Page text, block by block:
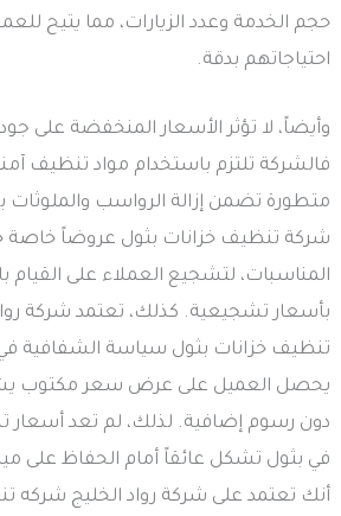
حجم الخدمة وعدد الزيارات، مما يتيح
احتياجاتهم بدقة.
وأيضاً، لا تؤثر الأسعار المنخفضة على
فالشركة تلتزم باستخدام مواد تنظيف
متطورة تضمن إزالة الرواسب
شركة تنظيف خزانات بثول عروضاً خاصة
المناسبات، لتشجيع العملاء على القيام
بأسعار تشجيعية. كذلك، تعتمد شركة
تنظيف خزانات بثول سياسة الشفافية
يحصل العميل على عرض سعر مكتوب
دون رسوم إضافية. لذلك، لم تعد أسعار
في بثول تشكل عائقاً أمام الحفاظ على
أنك تعتمد على شركة رواد الخليج شركه